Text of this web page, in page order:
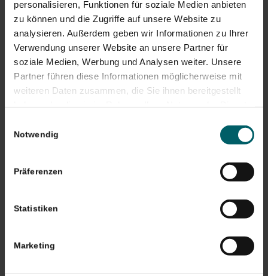
personalisieren, Funktionen für soziale Medien anbieten
zu können und die Zugriffe auf unsere Website zu
analysieren. Außerdem geben wir Informationen zu Ihrer
Verwendung unserer Website an unsere Partner für
soziale Medien, Werbung und Analysen weiter. Unsere
Partner führen diese Informationen möglicherweise mit
weiteren Daten zusammen, die Sie ihnen bereitgestellt
Cookies, wenn Sie unsere Webseite weiterhin nutzen.
Notwendig
Präferenzen
Statistiken
Marketing
Online.
Offline.
Überall.
Halten Sie durch, bleiben Sie gesund undkontaktieren
Sie uns gerne bei Fragen.
Das könnte Dich auch interessieren